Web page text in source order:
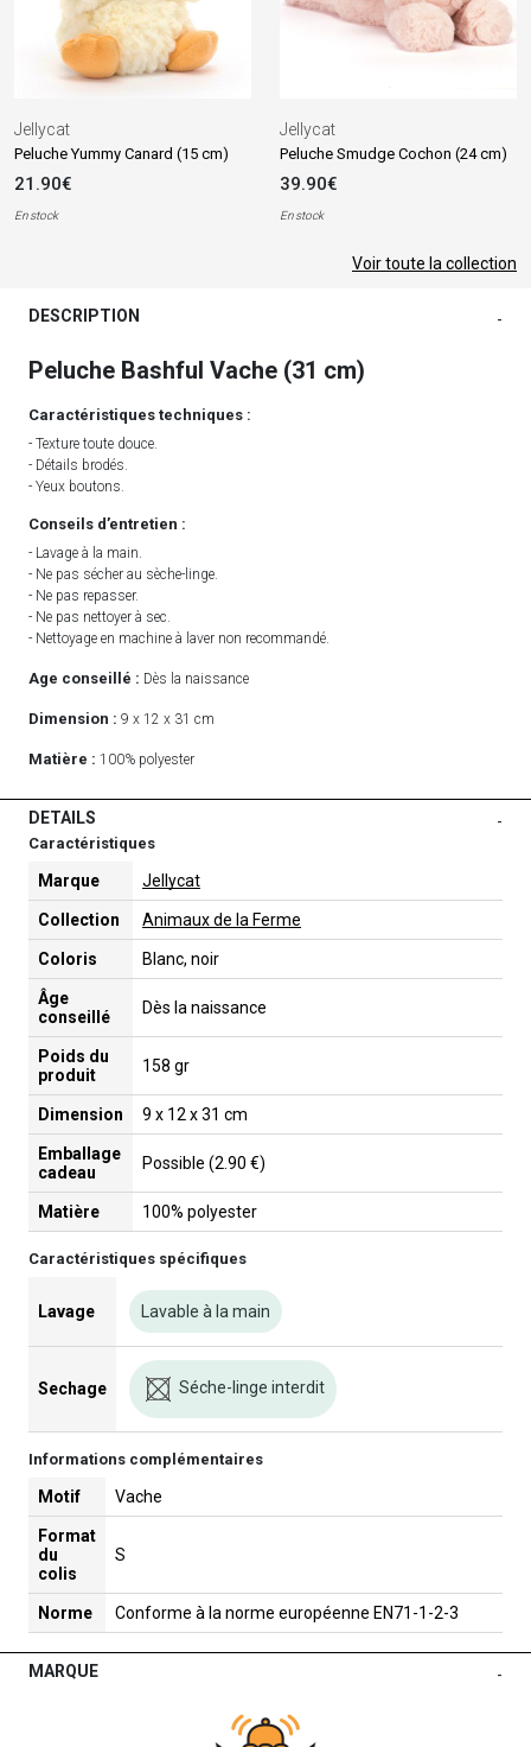
Jellycat
Peluche Yummy Canard (15 cm)
21.90€
En stock
Jellycat
Peluche Smudge Cochon (24 cm)
39.90€
En stock
Voir toute la collection
DESCRIPTION -
Peluche Bashful Vache (31 cm)
Caractéristiques techniques :
- Texture toute douce.
- Détails brodés.
- Yeux boutons.
Conseils d’entretien :
- Lavage à la main.
- Ne pas sécher au sèche-linge.
- Ne pas repasser.
- Ne pas nettoyer à sec.
- Nettoyage en machine à laver non recommandé.
Age conseillé : Dès la naissance
Dimension : 9 x 12 x 31 cm
Matière : 100% polyester
DETAILS -
Caractéristiques
Marque Jellycat
Collection Animaux de la Ferme
Coloris Blanc, noir
Âge
conseillé
Dès la naissance
Poids du
produit
158 gr
Dimension 9 x 12 x 31 cm
Emballage
cadeau
Possible (2.90 €)
Matière 100% polyester
Caractéristiques spécifiques
Lavage Lavable à la main
Sechage Séche-linge interdit
Informations complémentaires
Motif Vache
Format
du
colis
S
Norme Conforme à la norme européenne EN71-1-2-3
MARQUE -